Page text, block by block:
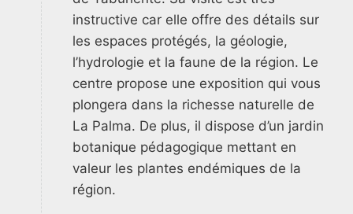
instructive car elle offre des détails sur
les espaces protégés, la géologie,
l’hydrologie et la faune de la région. Le
centre propose une exposition qui vous
plongera dans la richesse naturelle de
La Palma. De plus, il dispose d’un jardin
botanique pédagogique mettant en
valeur les plantes endémiques de la
région.